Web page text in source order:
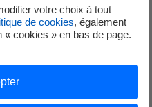
en attente que
moyenne est d’environ 5
deux précédentes, ne
à l’installation. Elle
recours.
votre choix à tout
de cookies, également
cookies » en bas de page.